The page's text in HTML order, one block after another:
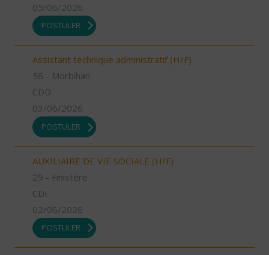
05/06/2026
POSTULER
Assistant technique administratif (H/F)
56 - Morbihan
CDD
03/06/2026
POSTULER
AUXILIAIRE DE VIE SOCIALE (H/F)
29 - Finistère
CDI
02/06/2026
POSTULER